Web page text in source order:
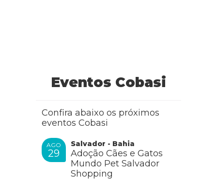
Eventos Cobasi
Confira abaixo os próximos
eventos Cobasi
AGO
29
Salvador - Bahia
Adoção Cães e Gatos
Mundo Pet Salvador
Shopping